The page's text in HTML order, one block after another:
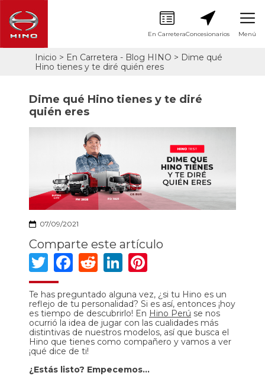
contenido
En CarreteraConcesionarios Menú
Sobrescribir
enlaces
ayuda
a
la
navegación
Inicio En Carretera - Blog HINO
Dime qué
Hino tienes y te diré quién eres
Dime qué Hino tienes y te diré
quién eres
07/09/2021
Comparte este artículo
Twitter
Facebook
RedditLinkedIn
Te has preguntado alguna vez, ¿si tu Hino es un
reflejo de tu personalidad? Si es así, entonces ¡hoy
es tiempo de descubrirlo! En Hino Perú se nos
ocurrió la idea de jugar con las cualidades más
distintivas de nuestros modelos, así que busca el
Hino que tienes como compañero y vamos a ver
¡qué dice de ti!
¿Estás listo? Empecemos…